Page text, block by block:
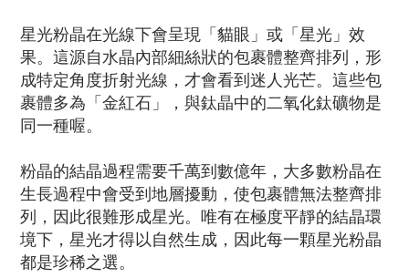
星光粉晶在光線下會呈現「貓眼」或「星光」效
果。這源自水晶內部細絲狀的包裹體整齊排列，形
成特定角度折射光線，才會看到迷人光芒。這些包
裹體多為「金紅石」，與鈦晶中的二氧化鈦礦物是
同一種喔。
粉晶的結晶過程需要千萬到數億年，大多數粉晶在
生長過程中會受到地層擾動，使包裹體無法整齊排
列，因此很難形成星光。唯有在極度平靜的結晶環
境下，星光才得以自然生成，因此每一顆星光粉晶
都是珍稀之選。